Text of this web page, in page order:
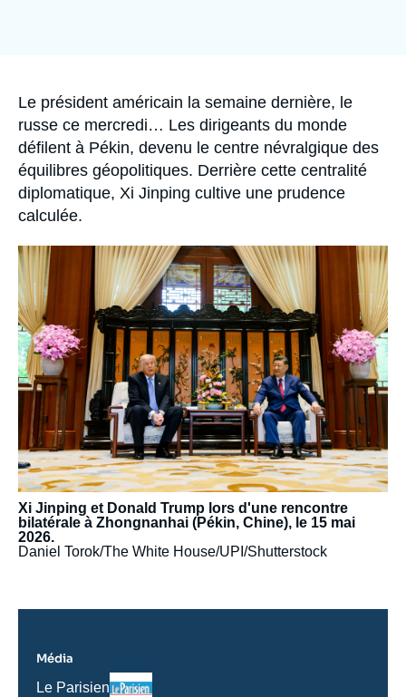
Accroche
Le président américain la semaine dernière, le
russe ce mercredi… Les dirigeants du monde
défilent à Pékin, devenu le centre névralgique des
équilibres géopolitiques. Derrière cette centralité
diplomatique, Xi Jinping cultive une prudence
calculée.
Image
principale
médiatique
Xi Jinping et Donald Trump lors d'une rencontre
bilatérale à Zhongnanhai (Pékin, Chine), le 15 mai
2026.
Daniel Torok/The White House/UPI/Shutterstock
Média
Nom
Le Parisien
Logo